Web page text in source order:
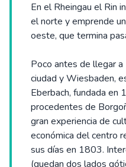
En el Rheingau el Rin
el norte y emprende
oeste, que termina
Poco antes de llegar
ciudad y Wiesbaden,
Eberbach, fundada en
procedentes de
gran experiencia de
económica del centro
sus días en 1803.
(quedan dos lados